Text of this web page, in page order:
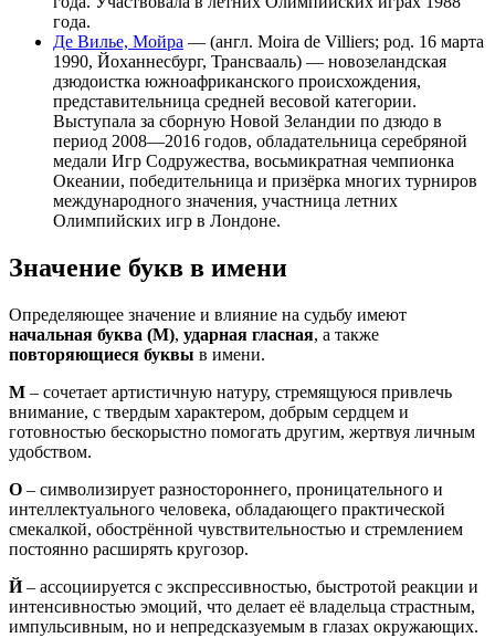
года.
Де Вилье, Мойра — (англ. Moira de Villiers; род. 16 марта
1990, Йоханнесбург, Трансвааль) — новозеландская
дзюдоистка южноафриканского происхождения,
представительница средней весовой категории.
Выступала за сборную Новой Зеландии по дзюдо в
период 2008—2016 годов, обладательница серебряной
медали Игр Содружества, восьмикратная чемпионка
Океании, победительница и призёрка многих турниров
международного значения, участница летних
Олимпийских игр в Лондоне.
Значение букв в имени
Определяющее значение и влияние на судьбу имеют
начальная буква (М), ударная гласная, а также
повторяющиеся буквы в имени.
М – сочетает артистичную натуру, стремящуюся привлечь
внимание, с твердым характером, добрым сердцем и
готовностью бескорыстно помогать другим, жертвуя личным
удобством.
О – символизирует разностороннего, проницательного и
интеллектуального человека, обладающего практической
смекалкой, обострённой чувствительностью и стремлением
постоянно расширять кругозор.
Й– ассоциируется с экспрессивностью, быстротой реакции и
интенсивностью эмоций, что делает её владельца страстным,
импульсивным, но и непредсказуемым в глазах окружающих.